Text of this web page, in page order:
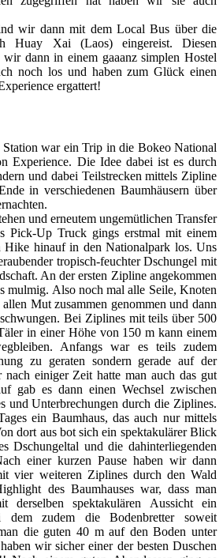
wir dann mit dem Local Bus über die
Huay Xai (Laos) eingereist. Diesen
wir dann in einem gaaanz simplen Hostel
noch los und haben zum Glück einen
ergattert!
Station war ein Trip in die Bokeo National
Experience. Die Idee dabei ist es durch
und dabei Teilstrecken mittels Zipline
in verschiedenen Baumhäusern über
und erneutem ungemütlichen Transfer
Pick-Up Truck gings erstmal mit einem
Hike hinauf in den Nationalpark los. Uns
tropisch-feuchter Dschungel mit
An der ersten Zipline angekommen
mulmig. Also noch mal alle Seile, Knoten
Mut zusammen genommen und dann
Bei Ziplines mit teils über 500
in einer Höhe von 150 m kann einem
Anfangs war es teils zudem
zu geraten sondern gerade auf der
einiger Zeit hatte man auch das gut
gab es dann einen Wechsel zwischen
und Unterbrechungen durch die Ziplines.
ein Baumhaus, das auch nur mittels
dort aus bot sich ein spektakulärer Blick
Dschungeltal und die dahinterliegenden
einer kurzen Pause haben wir dann
vier weiteren Ziplines durch den Wald
des Baumhauses war, dass man
derselben spektakulären Aussicht ein
dem zudem die Bodenbretter soweit
die guten 40 m auf den Boden unter
wir sicher einer der besten Duschen